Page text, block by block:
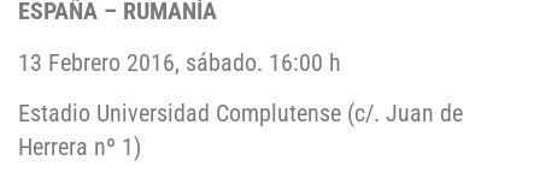
ESPAÑA – RUMANÍA
13 Febrero 2016, sábado. 16:00 h
Estadio Universidad Complutense (c/. Juan de
Herrera nº 1)